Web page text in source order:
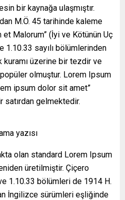
bir kaynağa ulaşmıştır.
M.Ö. 45 tarihinde kaleme
et Malorum” (İyi ve Kötünün Uç
1.10.33 sayılı bölümlerinden
kuramı üzerine bir tezdir ve
olmuştur. Lorem Ipsum
ipsum dolor sit amet”
satırdan gelmektedir.
yazısı
olan standard Lorem Ipsum
üretilmiştir. Çiçero
1.10.33 bölümleri de 1914 H.
İngilizce sürümleri eşliğinde